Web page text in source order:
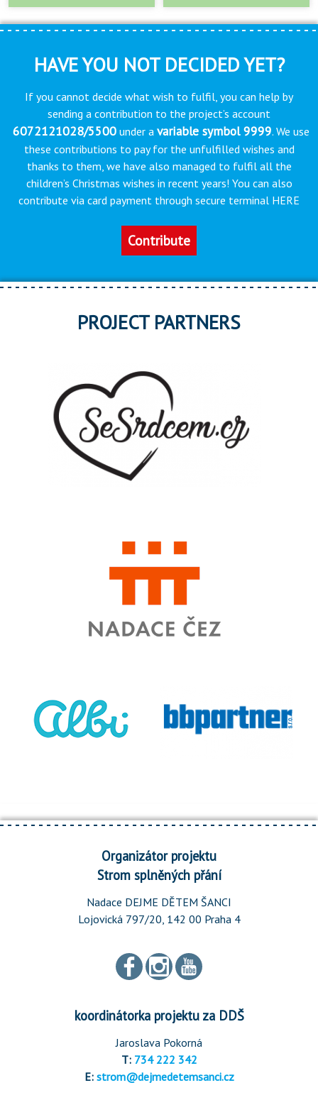
HAVE YOU NOT DECIDED YET?
If you cannot decide what wish to fulfil, you can help by
sending a contribution to the project’s account
6072121028/5500under a variable symbol 9999. We use
these contributions to pay for the unfulfilled wishes and
thanks to them, we have also managed to fulfil all the
children’s Christmas wishes in recent years! You can also
contribute via card payment through secure terminal HERE
Contribute
PROJECT PARTNERS
Organizátor projektu
Strom splněných přání
Nadace DEJME DĚTEM ŠANCI
Lojovická 797/20, 142 00 Praha 4
koordinátorka projektu za DDŠ
Jaroslava Pokorná
T: 734 222 342
E: strom@dejmedetemsanci.cz